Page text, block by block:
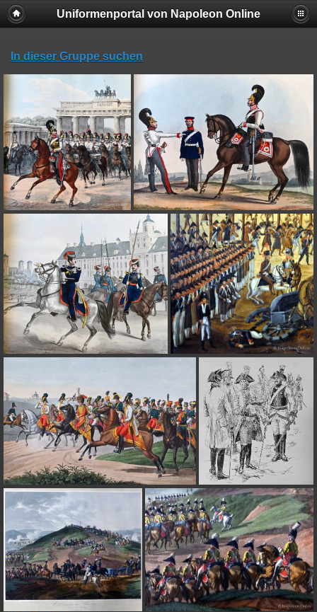
Uniformenportal von Napoleon Online
In dieser Gruppe suchen